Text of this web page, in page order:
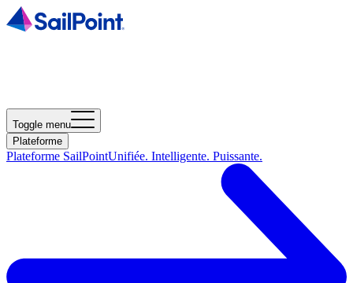
Toggle menu
Plateforme
Plateforme SailPointUnifiée. Intelligente. Puissante.